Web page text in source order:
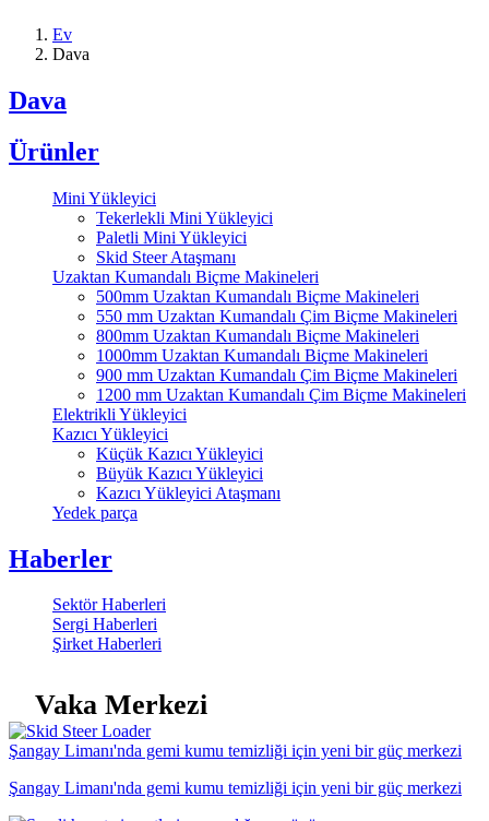
Ev
Dava
Dava
Ürünler
Mini Yükleyici
Tekerlekli Mini Yükleyici
Paletli Mini Yükleyici
Skid Steer Ataşmanı
Uzaktan Kumandalı Biçme Makineleri
500mm Uzaktan Kumandalı Biçme Makineleri
550 mm Uzaktan Kumandalı Çim Biçme Makineleri
800mm Uzaktan Kumandalı Biçme Makineleri
1000mm Uzaktan Kumandalı Biçme Makineleri
900 mm Uzaktan Kumandalı Çim Biçme Makineleri
1200 mm Uzaktan Kumandalı Çim Biçme Makineleri
Elektrikli Yükleyici
Kazıcı Yükleyici
Küçük Kazıcı Yükleyici
Büyük Kazıcı Yükleyici
Kazıcı Yükleyici Ataşmanı
Yedek parça
Haberler
Sektör Haberleri
Sergi Haberleri
Şirket Haberleri
Vaka Merkezi
Şangay Limanı'nda gemi kumu temizliği için yeni bir güç merkezi
Şangay Limanı'nda gemi kumu temizliği için yeni bir güç merkezi